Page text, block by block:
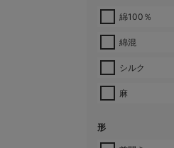
綿100％
綿混
シルク
麻
形